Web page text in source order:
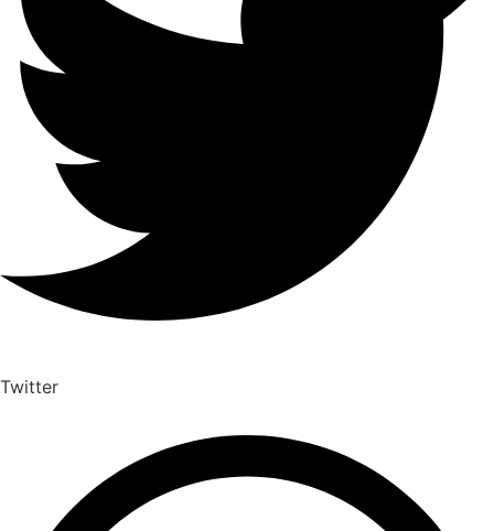
Twitter